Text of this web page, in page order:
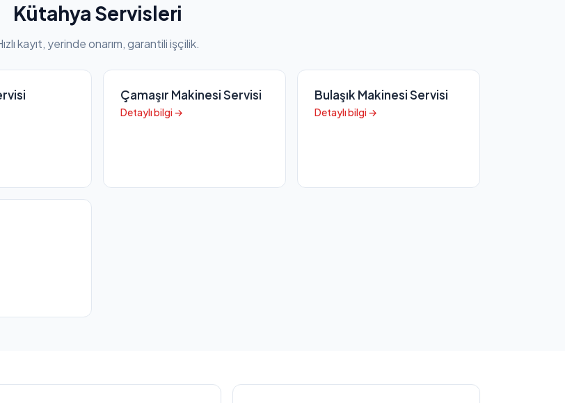
Kütahya Servisleri
kayıt, yerinde onarım, garantili işçilik.
Çamaşır Makinesi Servisi
Detaylı bilgi →
Bulaşık Makinesi Servisi
Detaylı bilgi →